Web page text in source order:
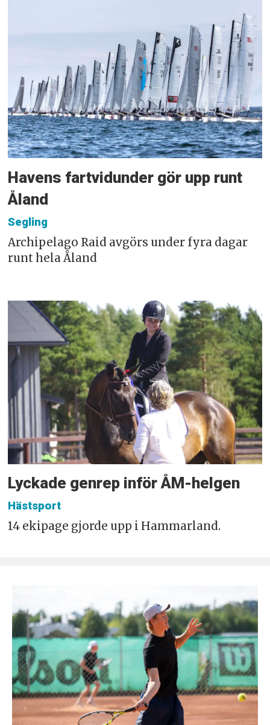
Havens fartvidunder gör upp runt
Åland
Segling
Archipelago Raid avgörs under fyra dagar
runt hela Åland
Lyckade genrep inför ÅM-helgen
Hästsport
14 ekipage gjorde upp i Hammarland.